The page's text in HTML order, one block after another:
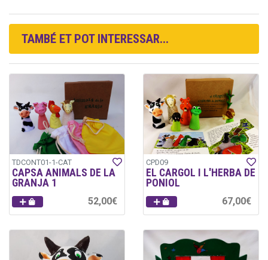
TAMBÉ ET POT INTERESSAR...
TDCONT01-1-CAT
CAPSA ANIMALS DE LA
GRANJA 1
52,00€
CPD09
EL CARGOL I L'HERBA DE
PONIOL
67,00€